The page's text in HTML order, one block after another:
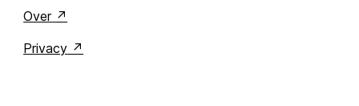
Over
Privacy